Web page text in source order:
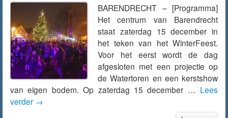
BARENDRECHT – [Programma]
Het centrum van Barendrecht
staat zaterdag 15 december in
het teken van het WinterFeest.
Voor het eerst wordt de dag
afgesloten met een projectie op
de Watertoren en een kerstshow
van eigen bodem. Op zaterdag 15 december … Lees
verder →